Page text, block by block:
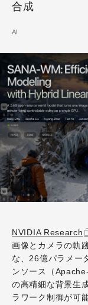
合成
AI
NVIDIA Research
画像とカメラの軌
な、26億パラメー
ンソース（
の高精細な背景生
ラワーク制御が可